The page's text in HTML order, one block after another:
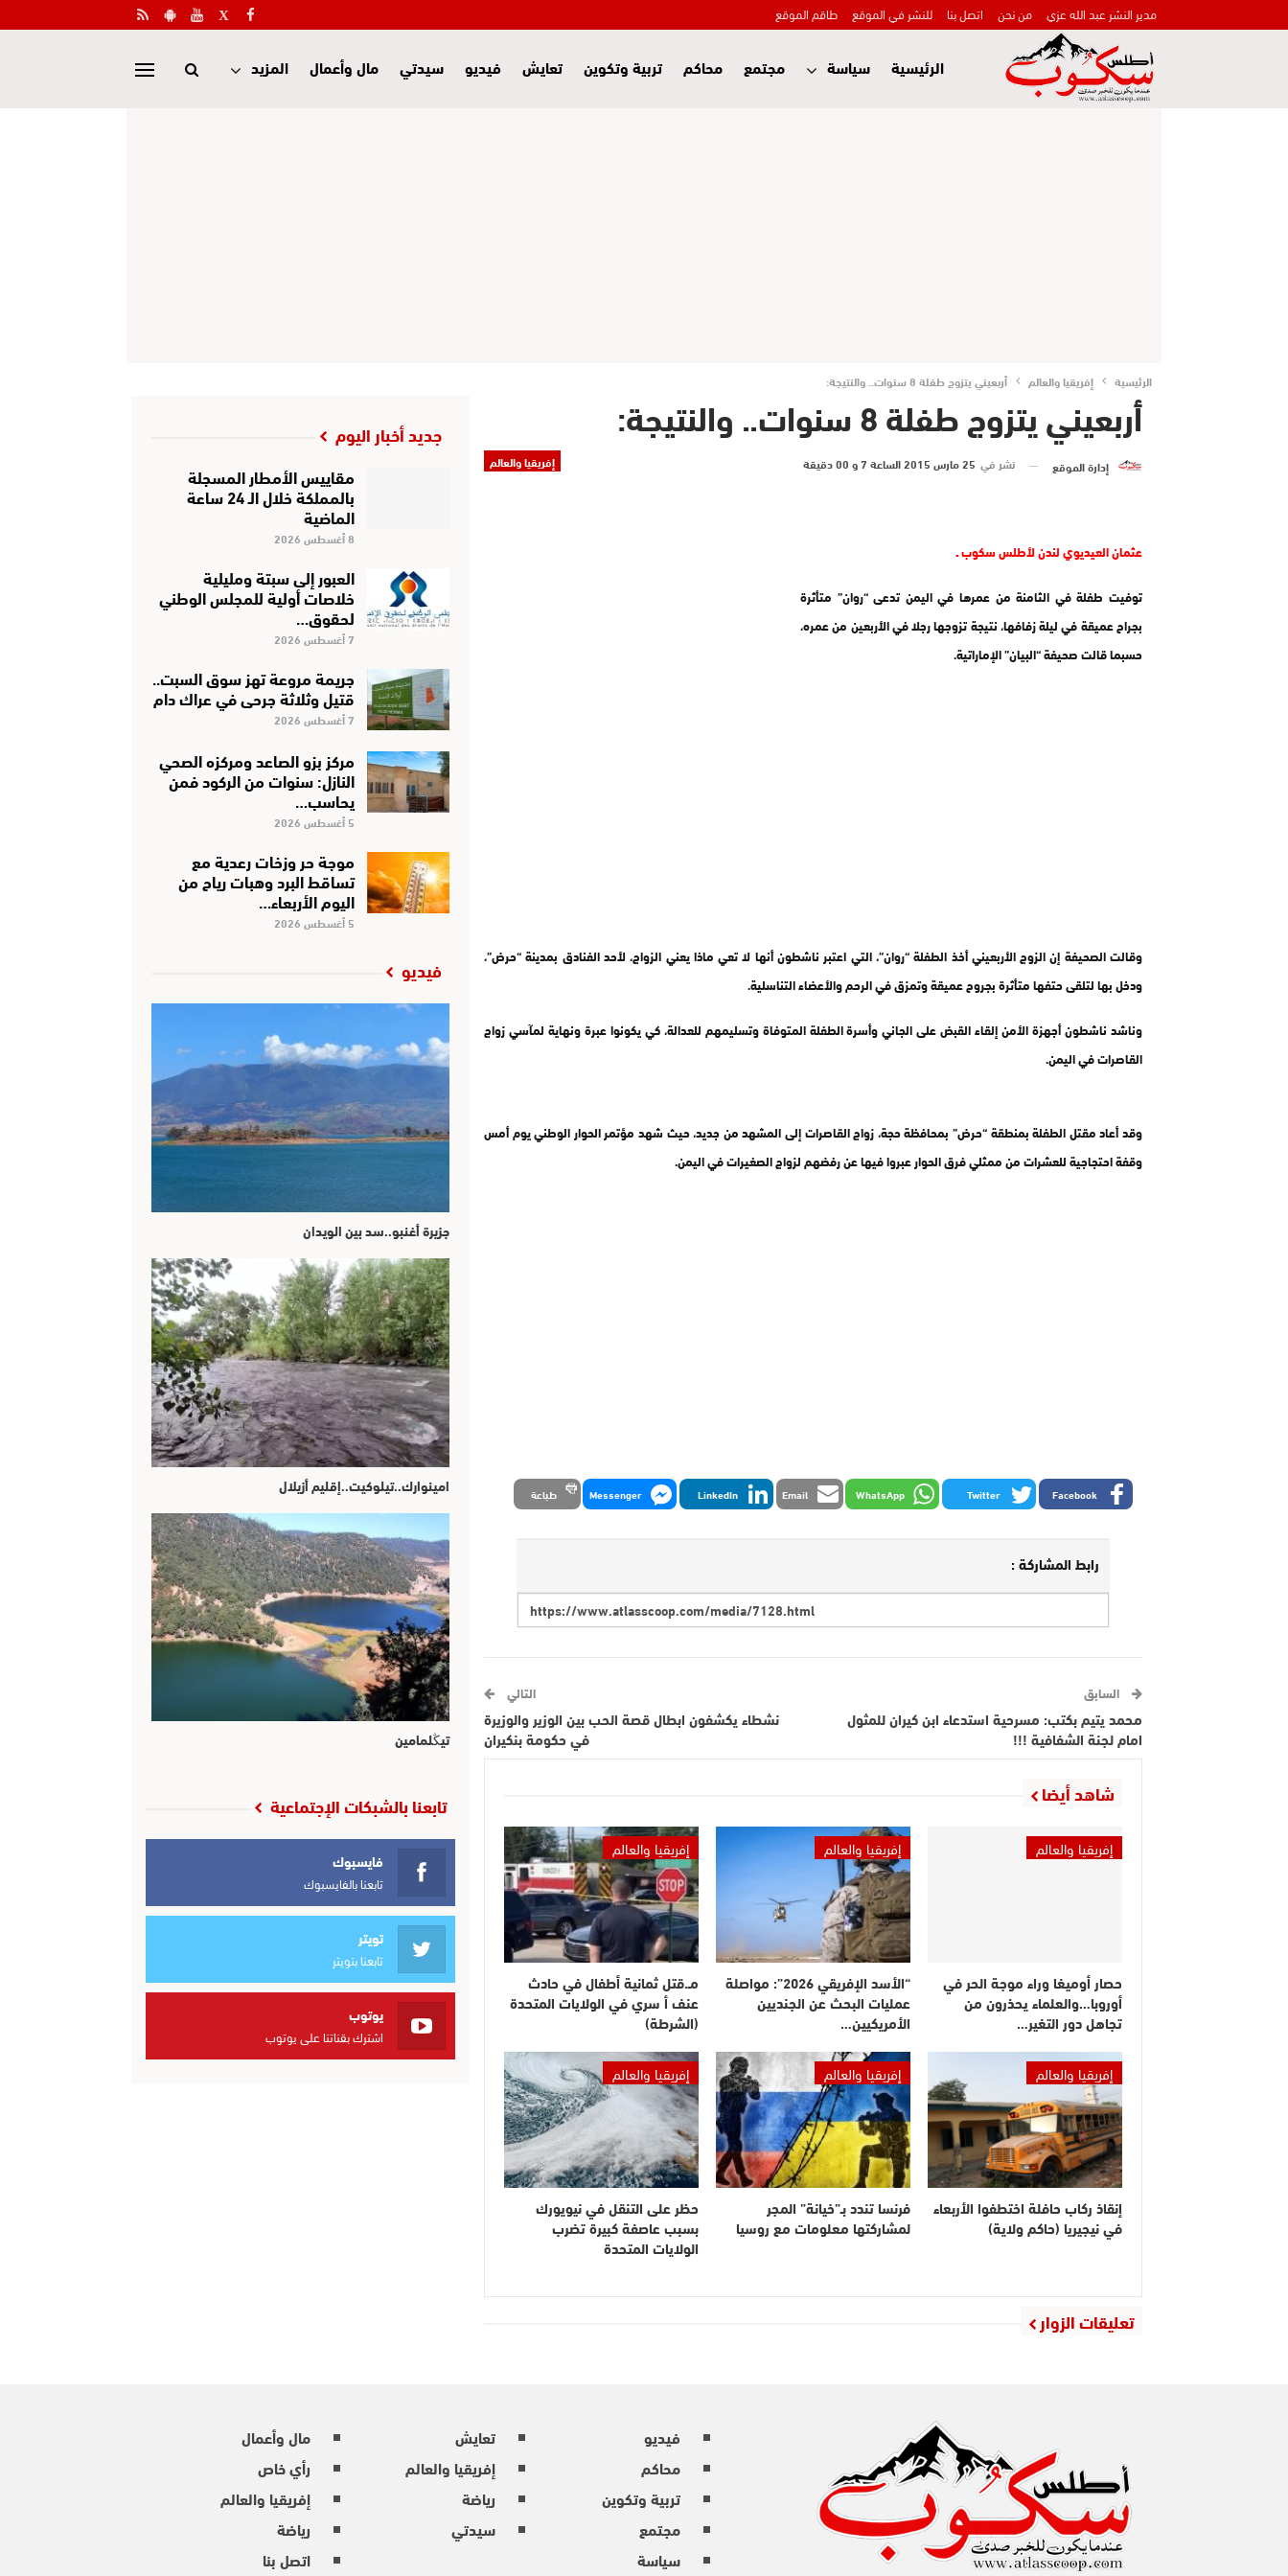
مدير النشر عبد الله عزي من نحن اتصل بنا للنشر في الموقع طاقم الموقع
الرئيسية سياسة مجتمع محاكم تربية وتكوين تعايش فيديو سيدتي مال وأعمال المزيد
الرئيسية إفريقيا والعالم أربعيني يتزوج طفلة 8 سنوات.. والنتيجة:
أربعيني يتزوج طفلة 8 سنوات.. والنتيجة:
إفريقيا والعالم إدارة الموقع نشر في 25 مارس 2015 الساعة 7 و 00 دقيقة
عثمان العيديوي لندن لأطلس سكوب ـ
توفيت طفلة في الثامنة من عمرها في اليمن تدعى “روان” متأثرة
بجراح عميقة في ليلة زفافها، نتيجة تزوجها رجلا في الأربعين من عمره،
حسبما قالت صحيفة “البيان” الإماراتية.
وقالت الصحيفة إن الزوج الأربعيني أخذ الطفلة “روان”، التي اعتبر ناشطون أنها لا تعي ماذا يعني الزواج، لأحد الفنادق بمدينة “حرض”،
ودخل بها لتلقى حتفها متأثرة بجروح عميقة وتمزق في الرحم والأعضاء التناسلية.
وناشد ناشطون أجهزة الأمن إلقاء القبض على الجاني وأسرة الطفلة المتوفاة وتسليمهم للعدالة، كي يكونوا عبرة ونهاية لمآسي زواج
القاصرات في اليمن.
وقد أعاد مقتل الطفلة بمنطقة “حرض” بمحافظة حجة، زواج القاصرات إلى المشهد من جديد، حيث شهد مؤتمر الحوار الوطني يوم أمس
وقفة احتجاجية للعشرات من ممثلي فرق الحوار عبروا فيها عن رفضهم لزواج الصغيرات في اليمن.
Facebook
Twitter
WhatsApp
Email
LinkedIn
Messenger طباعة
رابط المشاركة :
السابق
محمد يتيم بكتب: مسرحية استدعاء ابن كيران للمثول
امام لجنة الشفافية !!!
التالي
نشطاء يكشفون ابطال قصة الحب بين الوزير والوزيرة
في حكومة بنكيران
شاهد أيضا
إفريقيا والعالم
حصار أوميغا وراء موجة الحر في
أوروبا…والعلماء يحذرون من
تجاهل دور التغير…
إفريقيا والعالم
“الأسد الإفريقي 2026”: مواصلة
عمليات البحث عن الجنديين
الأمريكيين…
إفريقيا والعالم
مـ.قتل ثمانية أطفال في حادث
عنف أ سري في الولايات المتحدة
(الشرطة)
إفريقيا والعالم
إنقاذ ركاب حافلة اختطفوا الأربعاء
في نيجيريا (حاكم ولاية)
إفريقيا والعالم
فرنسا تندد بـ”خيانة” المجر
لمشاركتها معلومات مع روسيا
إفريقيا والعالم
حظر على التنقل في نيويورك
بسبب عاصفة كبيرة تضرب
الولايات المتحدة
تعليقات الزوار
جديد أخبار اليوم
مقاييس الأمطار المسجلة
بالمملكة خلال الـ 24 ساعة
الماضية
8 أغسطس 2026
العبور إلى سبتة ومليلية
خلاصات أولية للمجلس الوطني
لحقوق…
7 أغسطس 2026
جريمة مروعة تهز سوق السبت..
قتيل وثلاثة جرحى في عراك دام
7 أغسطس 2026
مركز بزو الصاعد ومركزه الصحي
النازل: سنوات من الركود فمن
يحاسب…
5 أغسطس 2026
موجة حر وزخات رعدية مع
تساقط البرد وهبات رياح من
اليوم الأربعاء…
5 أغسطس 2026
فيديو
جزيرة أغنبو..سد بين الويدان
امينوارك..تيلوكيت..إقليم أزيلال
تيڭلمامين
تابعنا بالشبكات الإجتماعية
فايسبوك
تابعنا بالفايسبوك
تويتر
تابعنا بتويتر
يوتوب
اشترك بقناتنا على يوتوب
فيديو
محاكم
تربية وتكوين
مجتمع
سياسة
تعايش
إفريقيا والعالم
رياضة
سيدتي
مال وأعمال
رأي خاص
إفريقيا والعالم
رياضة
اتصل بنا